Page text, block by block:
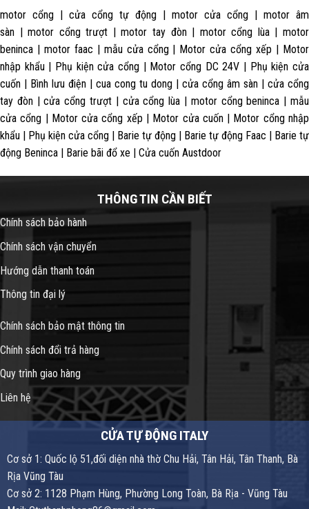
motor cổng | cửa cổng tự động | motor cửa cổng | motor âm
sàn | motor cổng trượt | motor tay đòn | motor cổng lùa | motor
beninca | motor faac | mẫu cửa cổng | Motor cửa cổng xếp | Motor
nhập khẩu | Phụ kiện cửa cổng | Motor cổng DC 24V | Phụ kiện cửa
cuốn | Bình lưu điện | cua cong tu dong | cửa cổng âm sàn | cửa cổng
tay đòn | cửa cổng trượt | cửa cổng lùa | motor cổng beninca | mẫu
cửa cổng | Motor cửa cổng xếp | Motor cửa cuốn | Motor cổng nhập
khẩu | Phụ kiện cửa cổng | Barie tự động | Barie tự động Faac | Barie tự
động Beninca | Barie bãi đổ xe | Cửa cuốn Austdoor
THÔNG TIN CẦN BIẾT
Chính sách bảo hành
Chính sách vận chuyển
Hướng dẫn thanh toán
Thông tin đại lý
Chính sách bảo mật thông tin
Chính sách đổi trả hàng
Quy trình giao hàng
Liên hệ
CỬA TỰ ĐỘNG ITALY
Cơ sở 1: Quốc lộ 51,đối diện nhà thờ Chu Hải, Tân Hải, Tân Thanh, Bà
Rịa Vũng Tàu
Cơ sở 2: 1128 Phạm Hùng, Phường Long Toàn, Bà Rịa - Vũng Tàu